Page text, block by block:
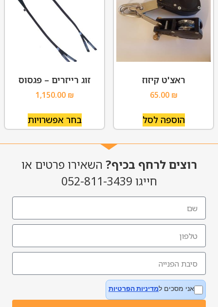
ראצ'ט קיזוז
65.00 ₪
הוספה לסל
זוג רייזרים – פגסוס
1,150.00 ₪
בחר אפשרויות
רוצים לרחף בכיף? השאירו פרטים או
חייגו 052-811-3439
אני מסכים למדיניות הפרטיות